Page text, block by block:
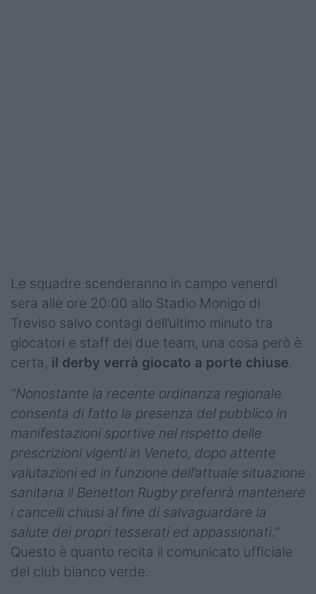
Podcast
Shop
Le squadre scenderanno in campo venerdì
sera alle ore 20:00 allo Stadio Monigo di
Treviso salvo contagi dell’ultimo minuto tra
giocatori e staff dei due team, una cosa però è
certa, il derby verrà giocato a porte chiuse.
“Nonostante la recente ordinanza regionale
consenta di fatto la presenza del pubblico in
manifestazioni sportive nel rispetto delle
prescrizioni vigenti in Veneto, dopo attente
valutazioni ed in funzione dell’attuale situazione
sanitaria il Benetton Rugby preferirà mantenere
i cancelli chiusi al fine di salvaguardare la
salute dei propri tesserati ed appassionati.”
Questo è quanto recita il comunicato ufficiale
del club bianco verde.